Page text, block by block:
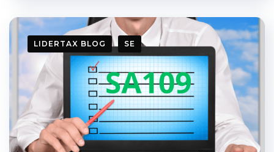
LIDERTAX BLOG SE